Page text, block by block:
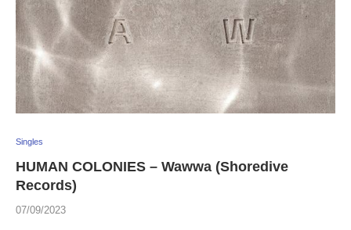
Singles
HUMAN COLONIES – Wawwa (Shoredive
Records)
07/09/2023